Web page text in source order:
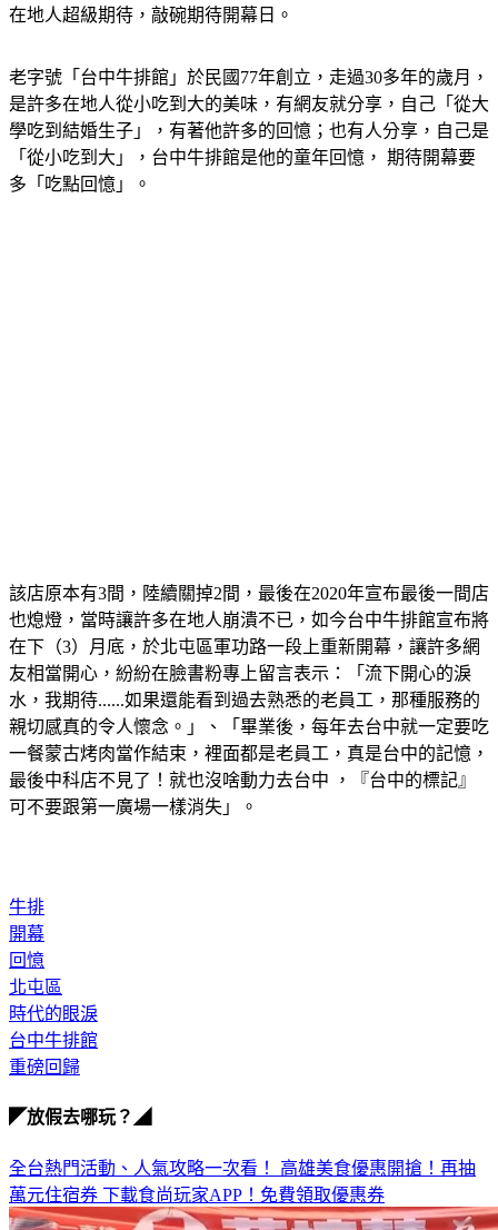
在地人超級期待，敲碗期待開幕日。
老字號「台中牛排館」於民國77年創立，走過30多年的歲月，
是許多在地人從小吃到大的美味，有網友就分享，自己「從大
學吃到結婚生子」，有著他許多的回憶；也有人分享，自己是
「從小吃到大」，台中牛排館是他的童年回憶， 期待開幕要
多「吃點回憶」。
該店原本有3間，陸續關掉2間，最後在2020年宣布最後一間店
也熄燈，當時讓許多在地人崩潰不已，如今台中牛排館宣布將
在下（3）月底，於北屯區軍功路一段上重新開幕，讓許多網
友相當開心，紛紛在臉書粉專上留言表示：「流下開心的淚
水，我期待......如果還能看到過去熟悉的老員工，那種服務的
親切感真的令人懷念。」、「畢業後，每年去台中就一定要吃
一餐蒙古烤肉當作結束，裡面都是老員工，真是台中的記憶，
最後中科店不見了！就也沒啥動力去台中 ，『台中的標記』
可不要跟第一廣場一樣消失」。
牛排
開幕
回憶
北屯區
時代的眼淚
台中牛排館
重磅回歸
◤放假去哪玩？◢
全台熱門活動、人氣攻略一次看！ 高雄美食優惠開搶！再抽
萬元住宿券 下載食尚玩家APP！免費領取優惠券